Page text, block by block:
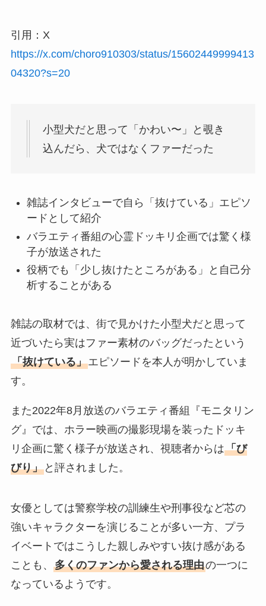
引用：X
https://x.com/choro910303/status/15602449999413
04320?s=20
小型犬だと思って「かわい〜」と覗き
込んだら、犬ではなくファーだった
雑誌インタビューで自ら「抜けている」エピソ
ードとして紹介
バラエティ番組の心霊ドッキリ企画では驚く様
子が放送された
役柄でも「少し抜けたところがある」と自己分
析することがある
雑誌の取材では、街で見かけた小型犬だと思って
近づいたら実はファー素材のバッグだったという
「抜けている」エピソードを本人が明かしていま
す。
また2022年8月放送のバラエティ番組『モニタリン
グ』では、ホラー映画の撮影現場を装ったドッキ
リ企画に驚く様子が放送され、視聴者からは「び
びり」と評されました。
女優としては警察学校の訓練生や刑事役など芯の
強いキャラクターを演じることが多い一方、プラ
イベートではこうした親しみやすい抜け感がある
ことも、 多くのファンから愛される理由の一つに
なっているようです。